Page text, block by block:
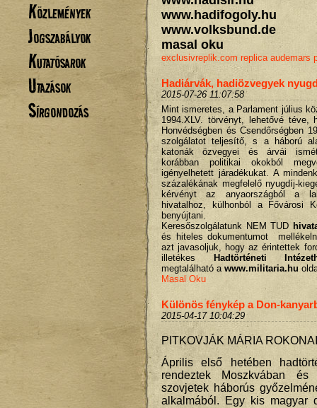
Közlemények
Jogszabályok
Kutatósarok
Utazások
Sírgondozás
www.hadifogoly.hu
www.volksbund.de
masal oku
exclusivreplik.com replica audemars
Hadiárvák, hadiözvegyek
2015-07-26 11:07:58
Mint ismeretes, a Parlament július
1994.XLV. törvényt, lehetővé téve,
Honvédségben és Csendőrségben
szolgálatot teljesítő, s a háború
katonák özvegyei és árvái
korábban politikai okokból
igényelhetett járadékukat. A
százalékának megfelelő nyugdíj-
kérvényt az anyaországból a
hivatalhoz, külhonból a Fővárosi
benyújtani.
Keresőszolgálatunk NEM TUD
és hiteles dokumentumot
azt javasoljuk, hogy az érintettek
illetékes
Hadtörténeti
megtalálható a www.militaria.hu
Masal Oku
Különös fénykép a Don-
2015-04-17 10:04:29
PITKOVJÁK MÁRIA
Április első hetében
rendeztek Moszkvában és
szovjetek háborús
alkalmából. Egy kis magyar